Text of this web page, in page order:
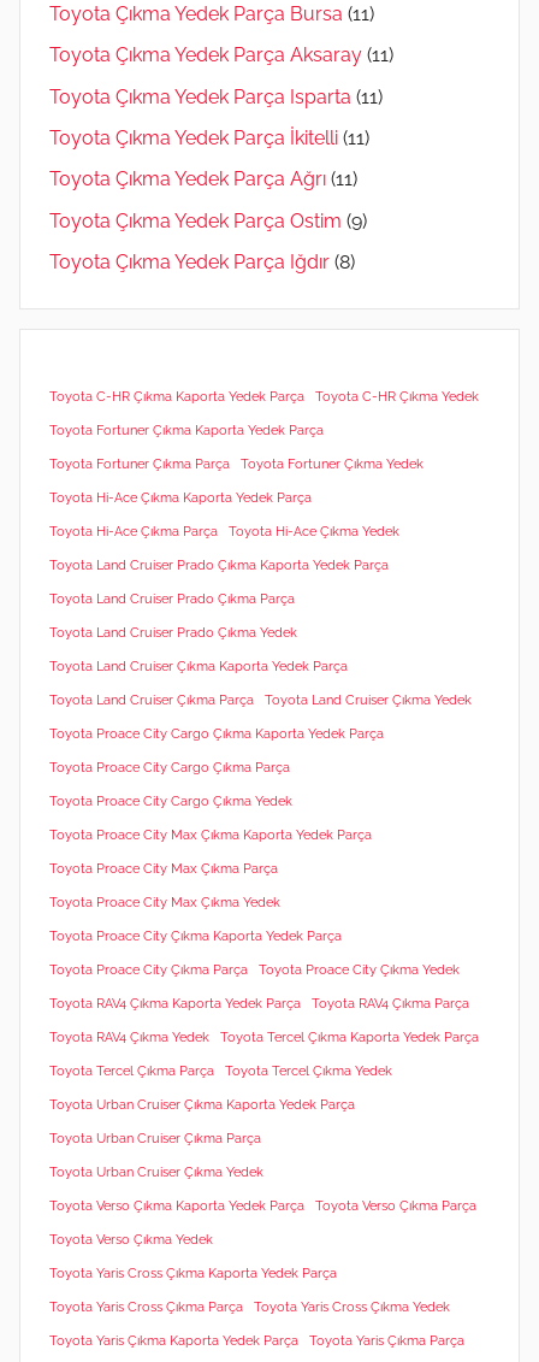
Toyota Çıkma Yedek Parça Bursa (11)
Toyota Çıkma Yedek Parça Aksaray (11)
Toyota Çıkma Yedek Parça Isparta (11)
Toyota Çıkma Yedek Parça İkitelli (11)
Toyota Çıkma Yedek Parça Ağrı (11)
Toyota Çıkma Yedek Parça Ostim (9)
Toyota Çıkma Yedek Parça Iğdır (8)
Toyota C-HR Çıkma Kaporta Yedek Parça Toyota C-HR Çıkma Yedek
Toyota Fortuner Çıkma Kaporta Yedek Parça
Toyota Fortuner Çıkma Parça Toyota Fortuner Çıkma Yedek
Toyota Hi-Ace Çıkma Kaporta Yedek Parça
Toyota Hi-Ace Çıkma Parça Toyota Hi-Ace Çıkma Yedek
Toyota Land Cruiser Prado Çıkma Kaporta Yedek Parça
Toyota Land Cruiser Prado Çıkma Parça
Toyota Land Cruiser Prado Çıkma Yedek
Toyota Land Cruiser Çıkma Kaporta Yedek Parça
Toyota Land Cruiser Çıkma Parça Toyota Land Cruiser Çıkma Yedek
Toyota Proace City Cargo Çıkma Kaporta Yedek Parça
Toyota Proace City Cargo Çıkma Parça
Toyota Proace City Cargo Çıkma Yedek
Toyota Proace City Max Çıkma Kaporta Yedek Parça
Toyota Proace City Max Çıkma Parça
Toyota Proace City Max Çıkma Yedek
Toyota Proace City Çıkma Kaporta Yedek Parça
Toyota Proace City Çıkma Parça Toyota Proace City Çıkma Yedek
Toyota RAV4 Çıkma Kaporta Yedek Parça Toyota RAV4 Çıkma Parça
Toyota RAV4 Çıkma Yedek Toyota Tercel Çıkma Kaporta Yedek Parça
Toyota Tercel Çıkma Parça Toyota Tercel Çıkma Yedek
Toyota Urban Cruiser Çıkma Kaporta Yedek Parça
Toyota Urban Cruiser Çıkma Parça
Toyota Urban Cruiser Çıkma Yedek
Toyota Verso Çıkma Kaporta Yedek Parça Toyota Verso Çıkma Parça
Toyota Verso Çıkma Yedek
Toyota Yaris Cross Çıkma Kaporta Yedek Parça
Toyota Yaris Cross Çıkma Parça Toyota Yaris Cross Çıkma Yedek
Toyota Yaris Çıkma Kaporta Yedek Parça Toyota Yaris Çıkma Parça